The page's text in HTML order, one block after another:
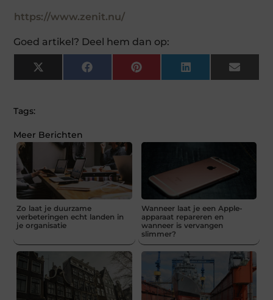
https://www.zenit.nu/
Goed artikel? Deel hem dan op:
X
(Twitter)
FacebookPinterestLinkedInEmail
Tags:
Meer Berichten
Zo laat je duurzame
verbeteringen echt landen in
je organisatie
Wanneer laat je een Apple-
apparaat repareren en
wanneer is vervangen
slimmer?